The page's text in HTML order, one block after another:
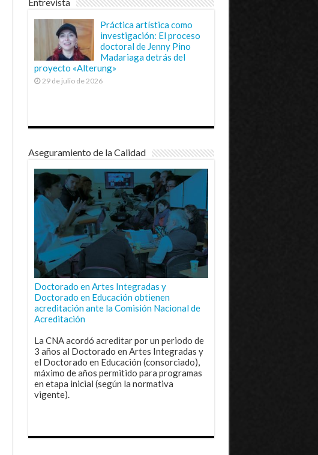
Entrevista
Práctica artística como
investigación: El proceso
doctoral de Jenny Pino
Madariaga detrás del
proyecto «Alterung»
29 de julio de 2026
Aseguramiento de la Calidad
Doctorado en Artes Integradas y
Doctorado en Educación obtienen
acreditación ante la Comisión Nacional de
Acreditación
La CNA acordó acreditar por un periodo de
3 años al Doctorado en Artes Integradas y
el Doctorado en Educación (consorciado),
máximo de años permitido para programas
en etapa inicial (según la normativa
vigente).